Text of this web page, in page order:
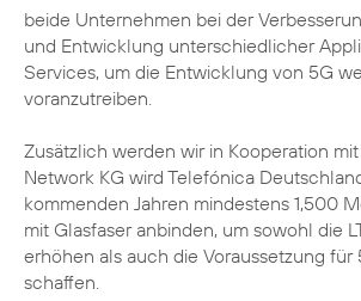
beide Unternehmen bei der
und Entwicklung unterschiedlicher
Services, um die Entwicklung von 5G
voranzutreiben.
Zusätzlich werden wir in Kooperation
Network KG wird Telefónica
kommenden Jahren mindestens 1,500
mit Glasfaser anbinden, um sowohl die
erhöhen als auch die Voraussetzung
schaffen.